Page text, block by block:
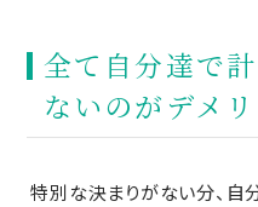
全て自分達で
ないのがデメリ
特別な決まりがない分、自